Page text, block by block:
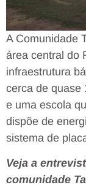
A Comunidade
área central do
infraestrutura
cerca de quase
e uma escola
dispõe de
sistema de
Veja a
comunidade